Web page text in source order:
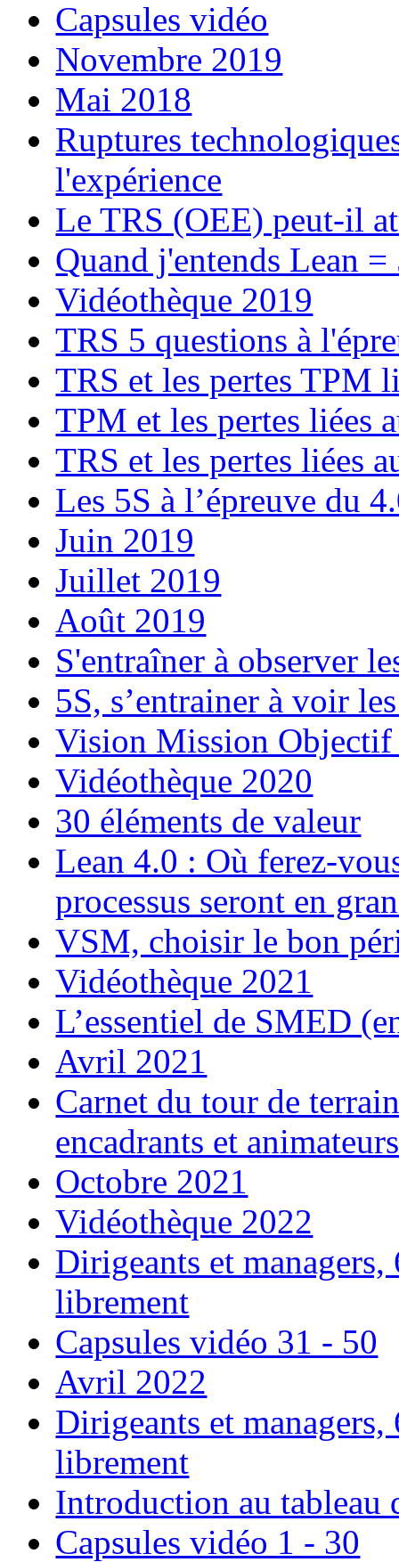
Capsules vidéo
Novembre 2019
Mai 2018
Ruptures
l'expérience
Le TRS (OEE) peut-il
Quand j'entends Lean =
Vidéothèque 2019
TRS 5 questions à
TRS et les pertes TPM
TPM et les pertes liées
TRS et les pertes liées
Les 5S à l’épreuve du
Juin 2019
Juillet 2019
Août 2019
S'entraîner à observer
5S, s’entrainer à voir
Vision Mission
Vidéothèque 2020
30 éléments de valeur
Lean 4.0 : Où ferez-
processus seront en
VSM, choisir le bon
Vidéothèque 2021
L’essentiel de SMED
Avril 2021
Carnet du tour de
encadrants et animateurs
Octobre 2021
Vidéothèque 2022
Dirigeants et
librement
Capsules vidéo 31 - 50
Avril 2022
Dirigeants et
librement
Introduction au tableau
Capsules vidéo 1 - 30